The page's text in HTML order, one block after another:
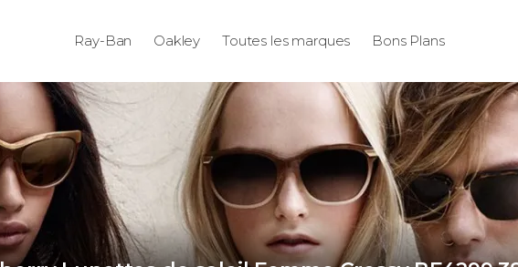
Ray-Ban Oakley Toutes les marques Bons Plans